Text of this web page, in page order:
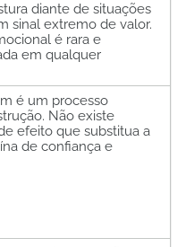
diante de situações
sinal extremo de valor.
é rara e
em qualquer
é um processo
Não existe
efeito que substitua a
de confiança e